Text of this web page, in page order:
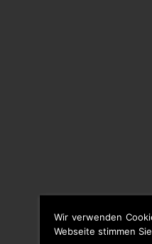
Wir verwenden
Webseite stimmen